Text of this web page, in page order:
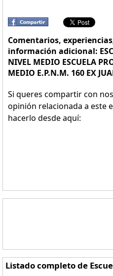
Comentarios,
información adicional:
NIVEL MEDIO ESCUELA
MEDIO E.P.N.M. 160 EX
Si queres compartir con
opinión relacionada a este
hacerlo desde aquí:
Listado completo de